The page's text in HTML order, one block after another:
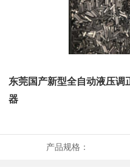
东莞国产新型全自动液压
器
产品规格：